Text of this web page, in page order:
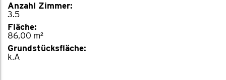
Anzahl Zimmer:
3.5
Fläche:
86,00 m²
Grundstücksfläche:
k.A